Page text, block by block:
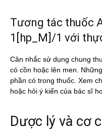
Tương tác thuốc
1[hp_M]/1 với
Cân nhắc sử dụng chung
có cồn hoặc lên men.
phần có trong thuốc. Xem
hoặc hỏi ý kiến của bác sĩ
Dược lý và cơ